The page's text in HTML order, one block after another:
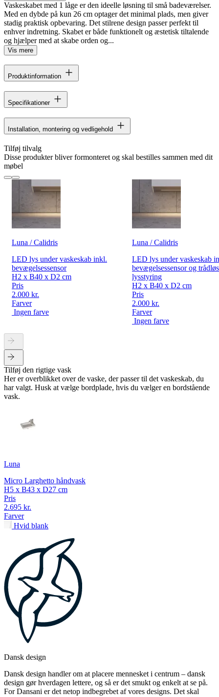
Vaskeskabet med 1 låge er den ideelle løsning til små badeværelser.
Med en dybde på kun 26 cm optager det minimal plads, men giver
stadig praktisk opbevaring. Det stilrene design passer perfekt til
enhver indretning. Skabet er både funktionelt og æstetisk tiltalende
og hjælper med at skabe orden og...
Vis mere
Produktinformation
Specifikationer
Installation, montering og vedligehold
Tilføj tilvalg
Disse produkter bliver formonteret og skal bestilles sammen med dit
møbel
Luna / Calidris
LED lys under vaskeskab inkl.
bevægelsessensor
H2 x B40 x D2 cm
Pris
2.000 kr.
Farver
Ingen farve
Luna / Calidris
LED lys under vaskeskab
bevægelsessensor og trådløs
lysstyring
H2 x B40 x D2 cm
Pris
2.000 kr.
Farver
Ingen farve
Tilføj den rigtige vask
Her er overblikket over de vaske, der passer til det vaskeskab, du
har valgt. Husk at vælge bordplade, hvis du vælger en bordstående
vask.
Luna
Micro Larghetto håndvask
H5 x B43 x D27 cm
Pris
2.695 kr.
Farver
Hvid blank
Dansk design
Dansk design handler om at placere mennesket i centrum – dansk
design gør hverdagen lettere, og så er det smukt og enkelt at se på.
For Dansani er det netop indbegrebet af vores designs. Det skal